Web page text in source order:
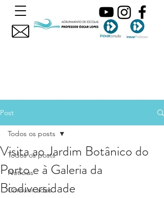
Post
Todos os posts
Noticias
Comunicados
Todos os posts
Visita ao Jardim Botânico do
Porto e à Galeria da
Biodiversidade